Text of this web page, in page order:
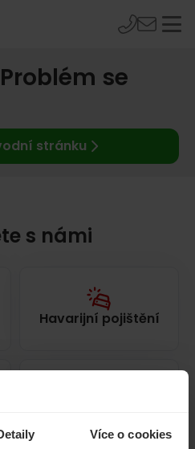
Více o cookies
se
stránku
s námi
Havarijní pojištění